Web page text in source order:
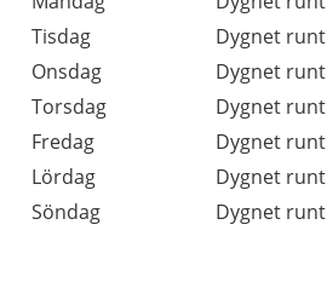
Tisdag
Dygnet runt
Onsdag
Dygnet runt
Torsdag
Dygnet runt
Fredag
Dygnet runt
Lördag
Dygnet runt
Söndag
Dygnet runt